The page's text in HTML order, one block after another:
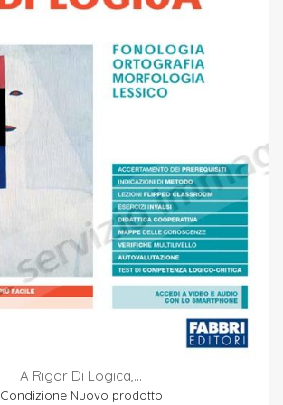
A Rigor Di Logica,...
Condizione Nuovo prodotto